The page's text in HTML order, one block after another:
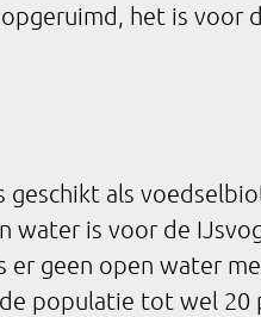
het is voor
als
is voor de
geen open water
populatie tot wel